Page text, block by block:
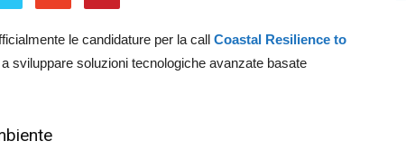
le candidature per la call Coastal Resilience to
sviluppare soluzioni tecnologiche avanzate basate